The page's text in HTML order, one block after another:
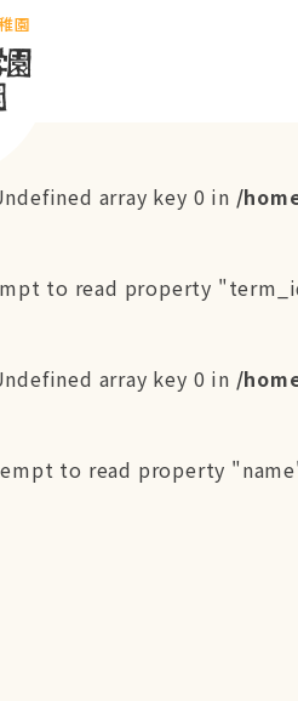
園
array key 0 in /
to read property
array key 0 in /
to read property